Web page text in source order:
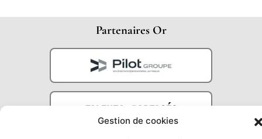
Gestion de cookies
Partenaires Or